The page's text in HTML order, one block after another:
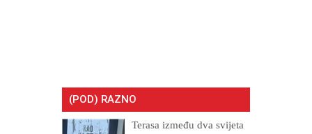
(POD) RAZNO
Terasa između dva svijeta